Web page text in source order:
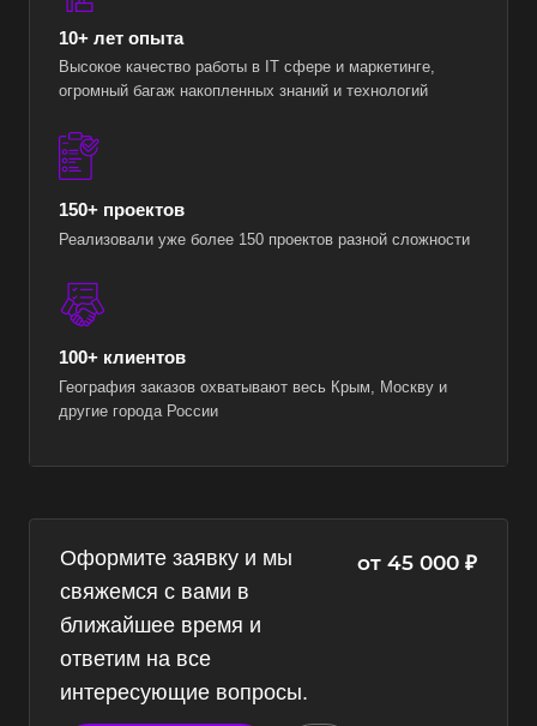
10+ лет опыта
Высокое качество работы в IT сфере и маркетинге,
огромный багаж накопленных знаний и технологий
150+ проектов
Реализовали уже более 150 проектов разной сложности
100+ клиентов
География заказов охватывают весь Крым, Москву и
другие города России
Оформите заявку и мы
свяжемся с вами в
ближайшее время и
ответим на все
интересующие вопросы.
от 45 000 ₽